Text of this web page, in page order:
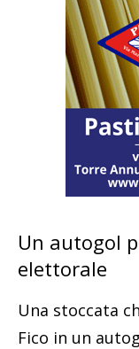
Un autogol
elettorale
Una stoccata
Fico in un